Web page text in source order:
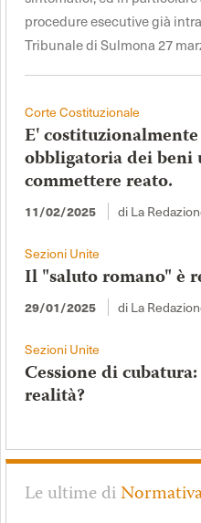
procedure esecutive già
Tribunale di Sulmona 27
Corte Costituzionale
E'
obbligatoria dei beni
commettere reato.
11/02/2025 di La
Sezioni Unite
Il "saluto romano" è
29/01/2025 di La
Sezioni Unite
Cessione di
realità?
Le ultime di